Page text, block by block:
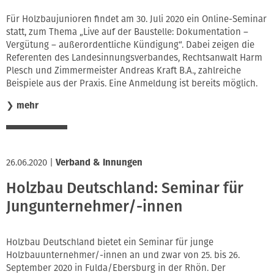
Für Holzbaujunioren findet am 30. Juli 2020 ein Online-Seminar
statt, zum Thema „Live auf der Baustelle: Dokumentation –
Vergütung – außerordentliche Kündigung“. Dabei zeigen die
Referenten des Landesinnungsverbandes, Rechtsanwalt Harm
Plesch und Zimmermeister Andreas Kraft B.A., zahlreiche
Beispiele aus der Praxis. Eine Anmeldung ist bereits möglich.
❯ mehr
26.06.2020 Verband & Innungen
Holzbau Deutschland: Seminar für
Jungunternehmer/-innen
Holzbau Deutschland bietet ein Seminar für junge
Holzbauunternehmer/-innen an und zwar von 25. bis 26.
September 2020 in Fulda/Ebersburg in der Rhön. Der